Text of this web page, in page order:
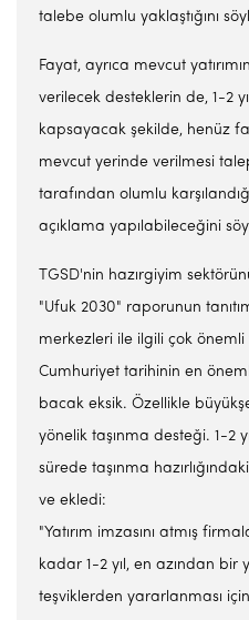
talebe olumlu yaklaştığını
Fayat, ayrıca mevcut
verilecek desteklerin de, 1-2
kapsayacak şekilde, henüz
mevcut yerinde verilmesi
tarafından olumlu
açıklama yapılabileceğini
TGSD'nin hazırgiyim
"Ufuk 2030" raporunun
merkezleri ile ilgili çok önemli
Cumhuriyet tarihinin en
bacak eksik. Özellikle
yönelik taşınma desteği. 1-2
sürede taşınma
ve ekledi:
"Yatırım imzasını atmış
kadar 1-2 yıl, en azından bir
teşviklerden yararlanması